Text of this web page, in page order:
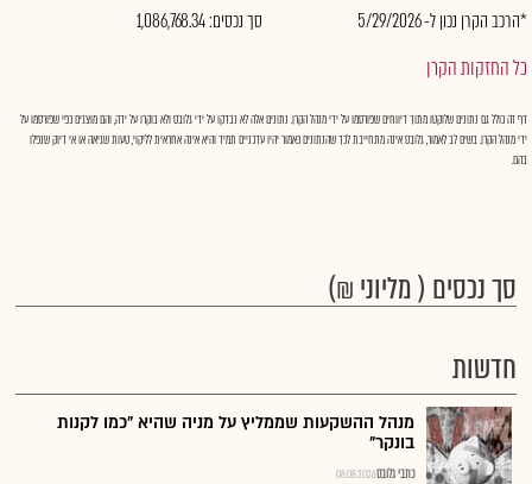
*הרכב הקרן נכון ל- 5/29/2026 סך נכסים: 1,086,768.34
כל החזקות הקרן
דף זה כולל גם נתונים שלוקטו מתוך דיווחים שפורסמו על ידי מנהל הקרן. נתונים אלה לא נבדקו על ידי גלובס ולא בוקרו על ידה, והם מוצגים כפי שפורסמו על
ידי מנהל הקרן. בשים לב לאמור, גלובס אינה מתחייבת לכך שהנתונים כאמור יהיו עדכניים תמיד והיא אינה אחראית לליקוי, טעות שגיאה או אי דיוק שנפלו
בהם.
סך נכסים ( מליוני ₪)
חדשות
מנהל ההשקעות שממליץ על מניה שהיא "כמו לקנות
בונקר"
08.08.2026כתבי גלובס